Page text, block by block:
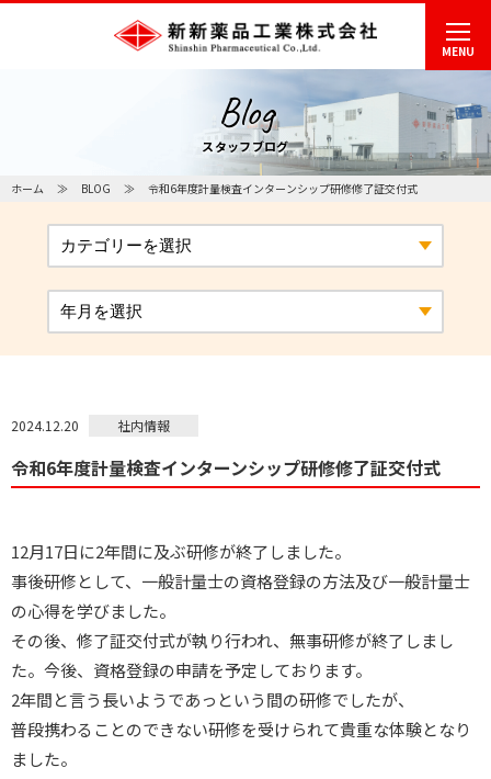
MENU
Blog
スタッフブログ
ホーム BLOG 令和6年度計量検査インターンシップ研修修了証交付式
2024.12.20 社内情報
令和6年度計量検査インターンシップ研修修了証交付式
12月17日に2年間に及ぶ研修が終了しました。
事後研修として、一般計量士の資格登録の方法及び一般計量士
の心得を学びました。
その後、修了証交付式が執り行われ、無事研修が終了しまし
た。今後、資格登録の申請を予定しております。
2年間と言う長いようであっという間の研修でしたが、
普段携わることのできない研修を受けられて貴重な体験となり
ました。